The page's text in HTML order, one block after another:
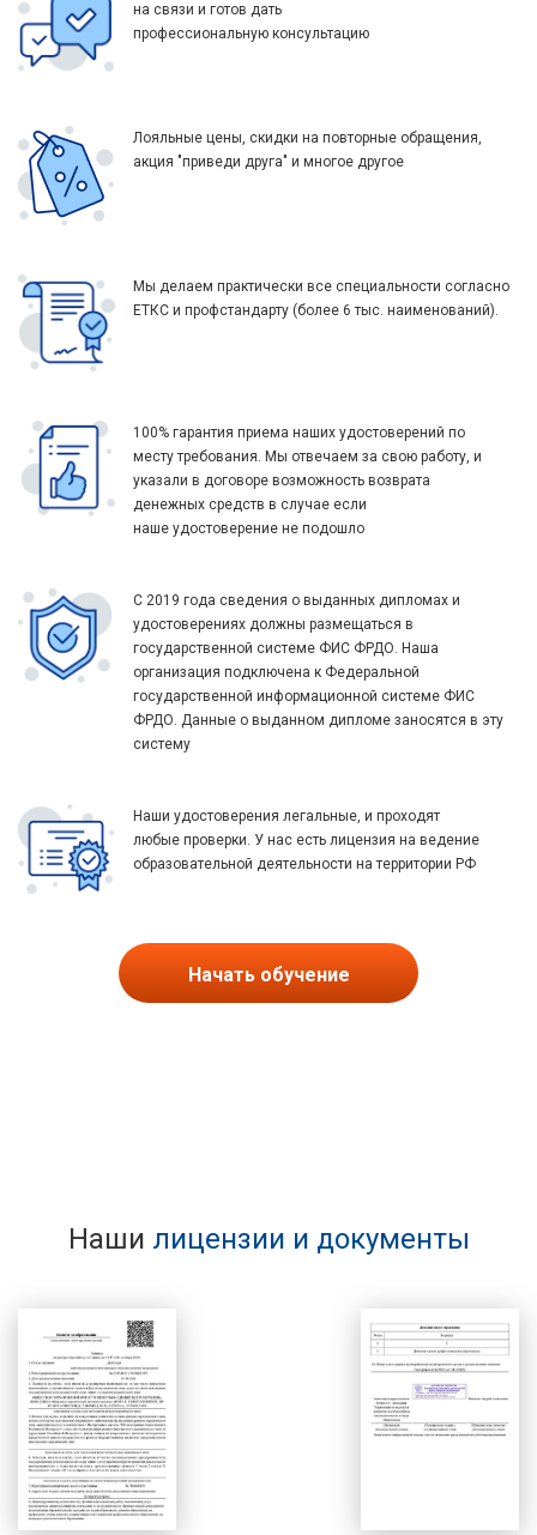
на связи и готов дать
профессиональную консультацию
Лояльные цены, скидки на повторные обращения,
акция "приведи друга" и многое другое
Мы делаем практически все специальности согласно
ЕТКС и профстандарту (более 6 тыс. наименований).
100% гарантия приема наших удостоверений по
месту требования. Мы отвечаем за свою работу, и
указали в договоре возможность возврата
денежных средств в случае если
наше удостоверение не подошло
С 2019 года сведения о выданных дипломах и
удостоверениях должны размещаться в
государственной системе ФИС ФРДО. Наша
организация подключена к Федеральной
государственной информационной системе ФИС
ФРДО. Данные о выданном дипломе заносятся в эту
систему
Наши удостоверения легальные, и проходят
любые проверки. У нас есть лицензия на ведение
образовательной деятельности на территории РФ
Начать обучение
Наши лицензии и документы